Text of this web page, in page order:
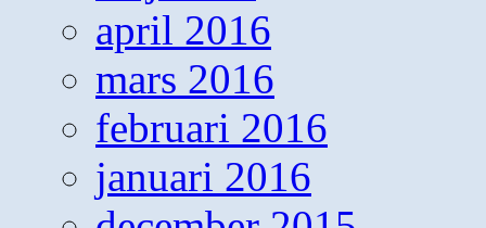
april 2016
mars 2016
februari 2016
januari 2016